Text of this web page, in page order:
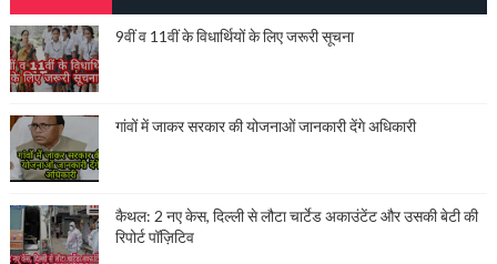
9वीं व 11वीं के विधार्थियों के लिए जरूरी सूचना
गांवों में जाकर सरकार की योजनाओं जानकारी देंगे अधिकारी
कैथल: 2 नए केस, दिल्ली से लौटा चार्टेड अकाउंटेंट और उसकी बेटी की
रिपोर्ट पॉज़िटिव